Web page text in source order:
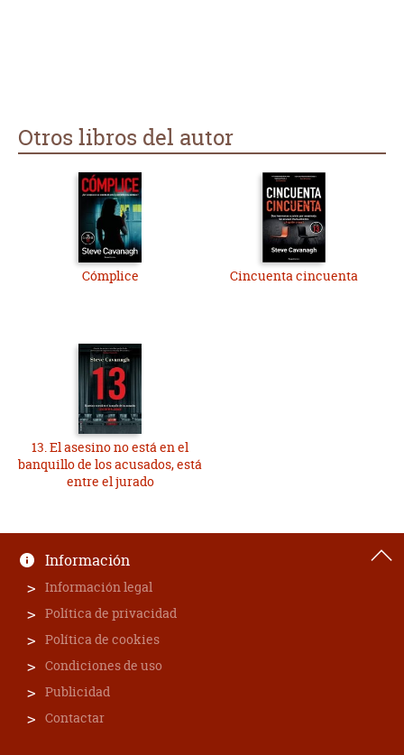
Otros libros del autor
Cómplice Cincuenta cincuenta
13. El asesino no está en el
banquillo de los acusados, está
entre el jurado
Información
Información legal
Política de privacidad
Política de cookies
Condiciones de uso
Publicidad
Contactar